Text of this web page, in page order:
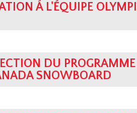
Á L'ÉQUIPE
DU
SNOWBOARD